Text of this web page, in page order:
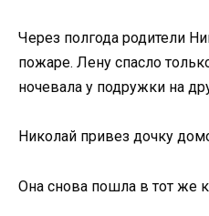
Через полгода родители
пожаре. Лену спасло
ночевала у подружки на
Николай привез дочку
Она снова пошла в тот же